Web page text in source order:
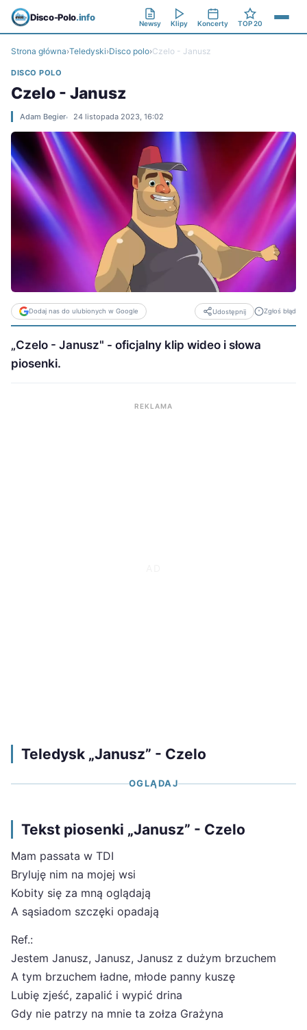
Disco-Polo.info
Newsy Klipy Koncerty TOP 20
Strona główna›Teledyski›Disco polo›Czelo - Janusz
DISCO POLO
Czelo - Janusz
Adam Begier 24 listopada 2023, 16:02
Dodaj nas do ulubionych w Google Udostępnij Zgłoś błąd
„Czelo - Janusz" - oficjalny klip wideo i słowa
piosenki.
REKLAMA
Teledysk „Janusz” - Czelo
OGLĄDAJ
Tekst piosenki „Janusz” - Czelo
Mam passata w TDI
Bryluję nim na mojej wsi
Kobity się za mną oglądają
A sąsiadom szczęki opadają
Ref.:
Jestem Janusz, Janusz, Janusz z dużym brzuchem
A tym brzuchem ładne, młode panny kuszę
Lubię zjeść, zapalić i wypić drina
Gdy nie patrzy na mnie ta zołza Grażyna